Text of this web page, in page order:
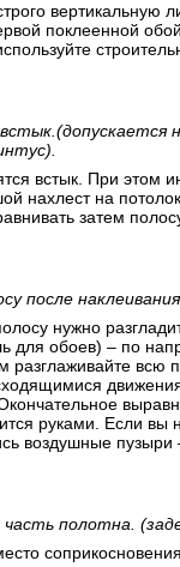
вертикальную
поклеенной
встык. При этом
нахлест на
затем
после
нужно
для обоев) – по
разглаживайте всю
руками. Если вы
воздушные пузыри
полотна.